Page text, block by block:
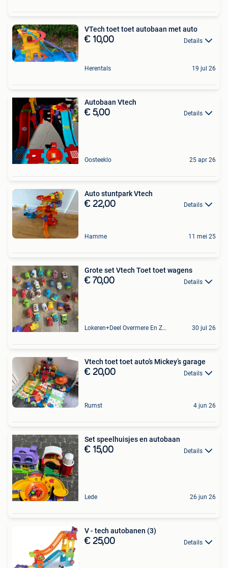
VTech toet toet autobaan met auto
€ 10,00 Details
Herentals 19 jul 26
Autobaan Vtech
€ 5,00 Details
Oosteeklo 25 apr 26
Auto stuntpark Vtech
€ 22,00 Details
Hamme 11 mei 25
Grote set Vtech Toet toet wagens
€ 70,00 Details
Lokeren+Deel Overmere En Zele 30 jul 26
Vtech toet toet auto’s Mickey’s garage
€ 20,00 Details
Rumst 4 jun 26
Set speelhuisjes en autobaan
€ 15,00 Details
Lede 26 jun 26
V - tech autobanen (3)
€ 25,00 Details